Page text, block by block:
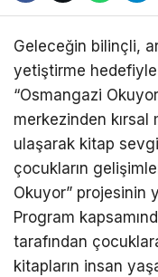
Geleceğin bilinçli,
yetiştirme
“Osmangazi
merkezinden
ulaşarak kitap
çocukların
Okuyor” projesinin
Program
tarafından
kitapların insan